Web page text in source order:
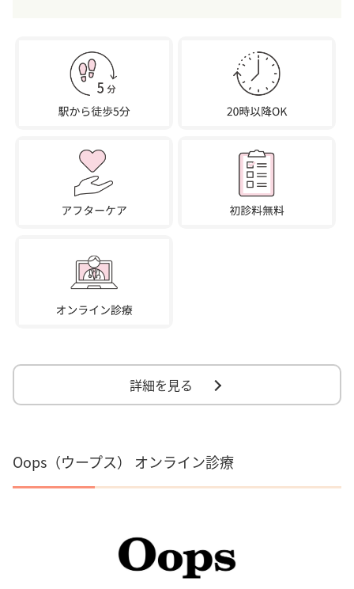
詳細を見る
Oops（ウープス） オンライン診療